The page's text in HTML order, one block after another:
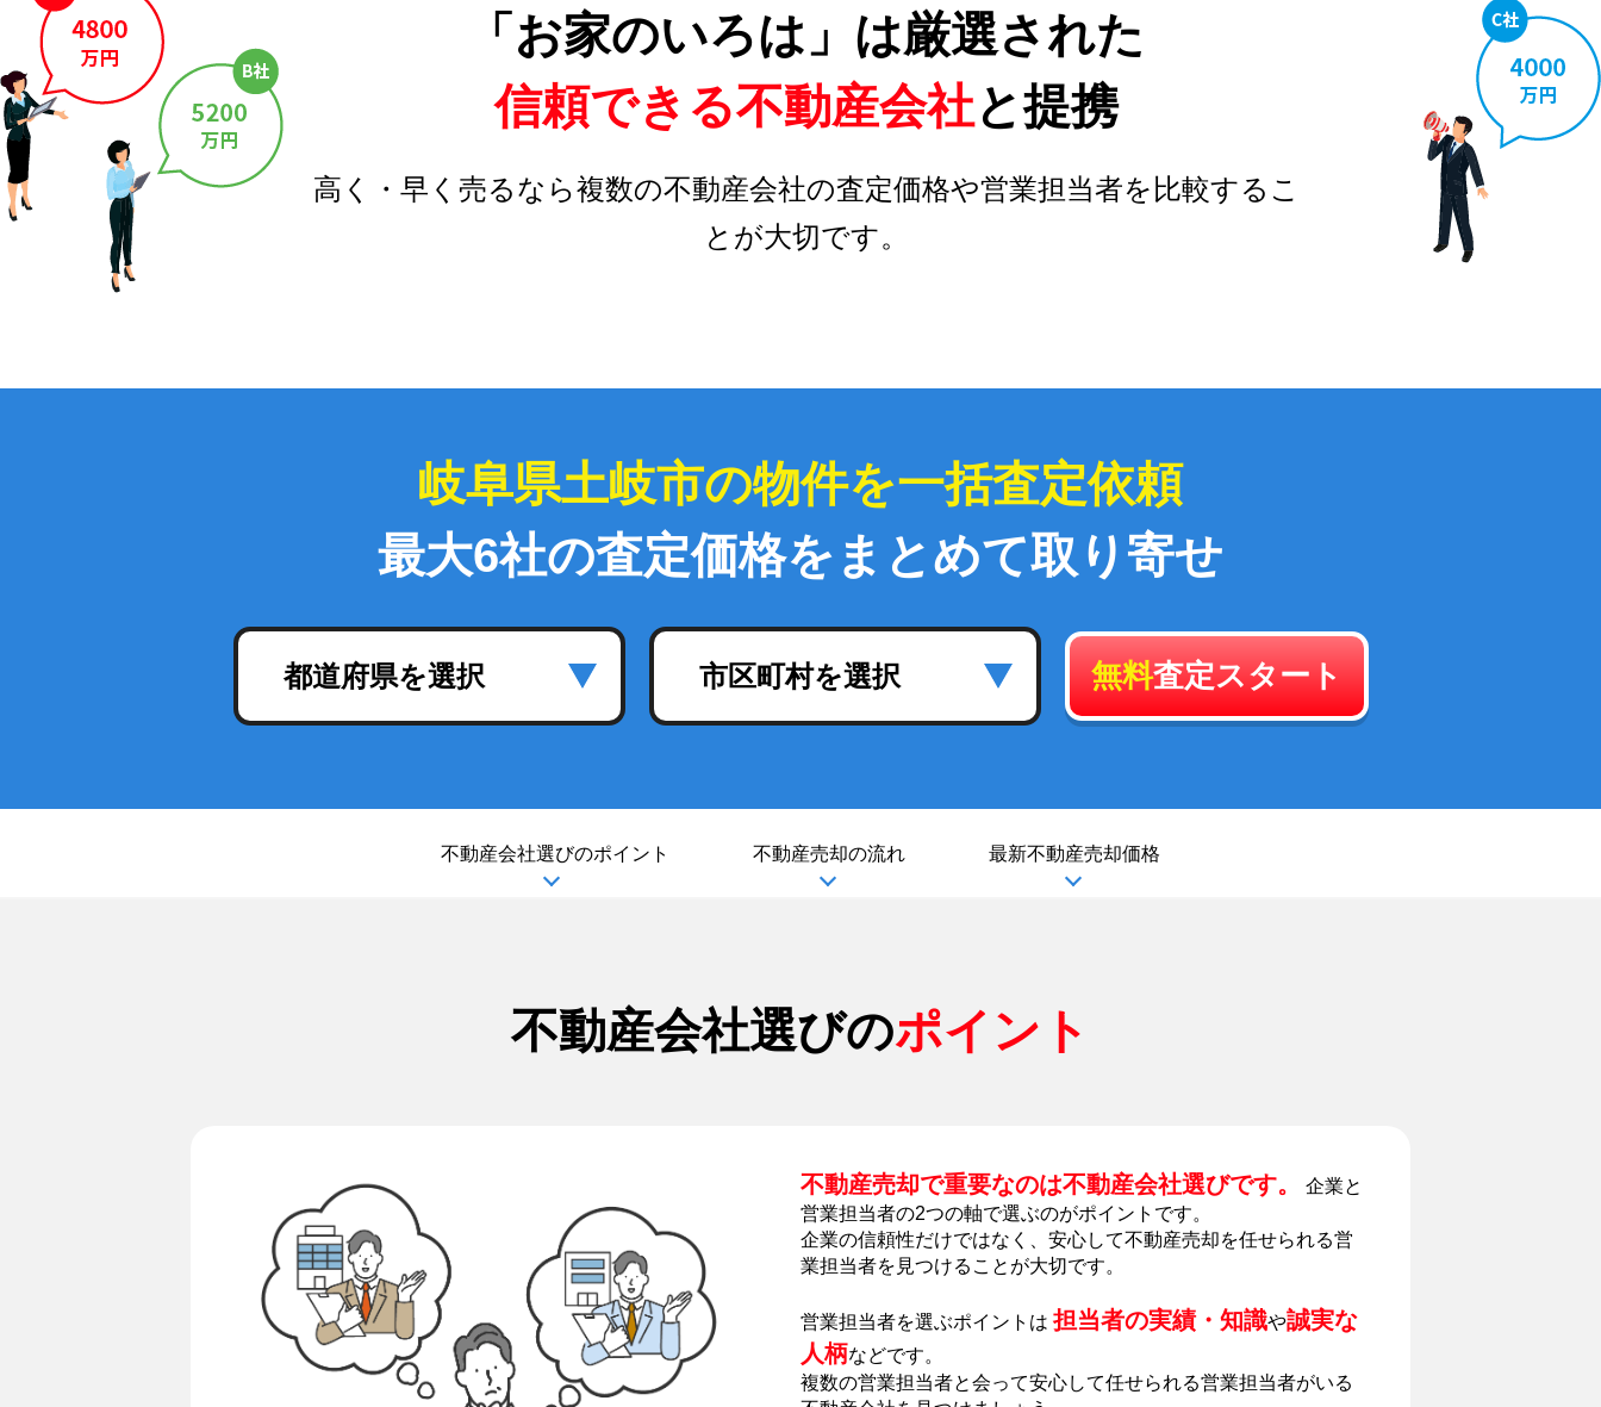
「お家のいろは」は厳選された
信頼できる不動産会社と提携
高く・早く売るなら複数の不動産会社の査定価格や営業担当者を比較するこ
とが大切です。
岐阜県土岐市の物件を一括査定依頼
最大6社の査定価格をまとめて取り寄せ
都道府県を選択 市区町村を選択 無料査定スタート
不動産会社選びのポイント 不動産売却の流れ 最新不動産売却価格
不動産会社選びのポイント
不動産売却で重要なのは不動産会社選びです。
企業と
営業担当者の2つの軸で選ぶのがポイントです。
企業の信頼性だけではなく、安心して不動産売却を任せられる営
業担当者を見つけることが大切です。
営業担当者を選ぶポイントは 担当者の実績・知識や誠実な
人柄などです。
複数の営業担当者と会って安心して任せられる営業担当者がいる